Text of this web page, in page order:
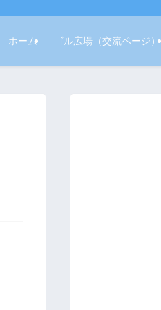
ホーム ゴル広場（交流ページ）